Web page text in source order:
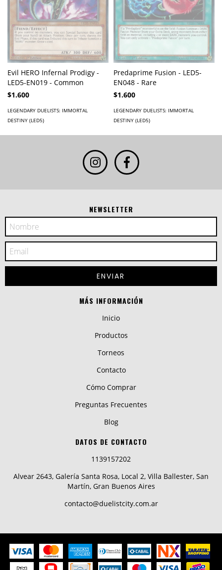
Evil HERO Infernal Prodigy -
LED5-EN019 - Common
$1.600
LEGENDARY DUELISTS: IMMORTAL
DESTINY (LED5)
Predaprime Fusion - LED5-
EN048 - Rare
$1.600
LEGENDARY DUELISTS: IMMORTAL
DESTINY (LED5)
NEWSLETTER
MÁS INFORMACIÓN
Inicio
Productos
Torneos
Contacto
Cómo Comprar
Preguntas Frecuentes
Blog
DATOS DE CONTACTO
1139157202
Alvear 2643, Galería Santa Rosa, Local 2, Villa Ballester, San
Martín, Gran Buenos Aires
contacto@duelistcity.com.ar